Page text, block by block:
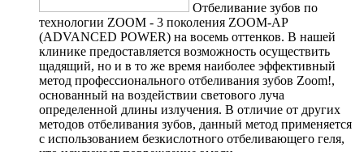
Отбеливание зубов по
технологии ZOOM - 3 поколения ZOOM-AP
(ADVANCED POWER) на восемь оттенков. В нашей
клинике предоставляется возможность осуществить
щадящий, но и в то же время наиболее эффективный
метод профессионального отбеливания зубов Zoom!,
основанный на воздействии светового луча
определенной длины излучения. В отличие от других
методов отбеливания зубов, данный метод применяется
с использованием безкислотного отбеливающего геля,